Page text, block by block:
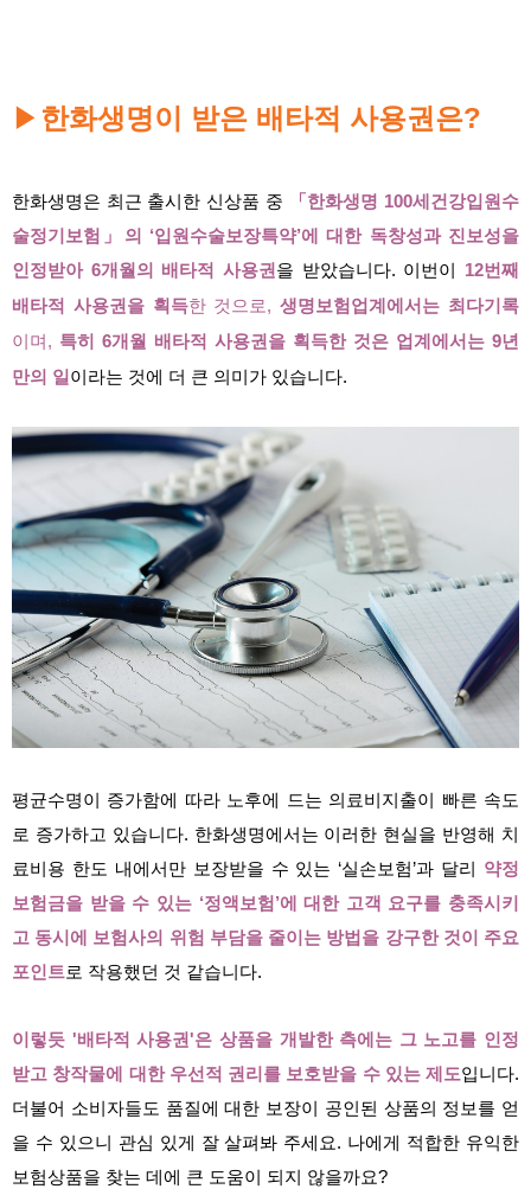
▶ 한화생명이 받은 배타적 사용권은?
한화생명은 최근 출시한 신상품 중
「한화생명 100세건강입원수
술정기보험」의 ‘입원수술보장특약’에 대한 독창성과 진보성을
인정받아 6개월의 배타적 사용권 을 받았습니다. 이번이 12번째
배타적 사용권을 획득한 것으로,생명보험업계에서는 최다기록
이며, 특히 6개월 배타적 사용권을 획득한 것은 업계에서는 9년
만의 일 이라는 것에 더 큰 의미가 있습니다.
평균수명이 증가함에 따라 노후에 드는 의료비지출이 빠른 속도
로 증가하고 있습니다. 한화생명에서는 이러한 현실을 반영해 치
료비용 한도 내에서만 보장받을 수 있는 ‘실손보험’과 달리 약정
보험금을 받을 수 있는 ‘정액보험’에 대한 고객 요구를 충족시키
고 동시에 보험사의 위험 부담을 줄이는 방법을 강구한 것이 주요
포인트로 작용했던 것 같습니다.
이렇듯 '배타적 사용권'은 상품을 개발한 측에는 그 노고를 인정
받고 창작물에 대한 우선적 권리를 보호받을 수 있는 제도입니다.
더불어 소비자들도 품질에 대한 보장이 공인된 상품의 정보를 얻
을 수 있으니 관심 있게 잘 살펴봐 주세요. 나에게 적합한 유익한
보험상품을 찾는 데에 큰 도움이 되지 않을까요?